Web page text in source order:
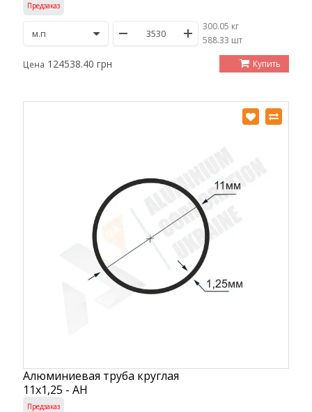
Предзаказ
300.05 кг
/588.33 шт
Цена 124538.40 грн Купить
Алюминиевая труба круглая
11х1,25 - АН
Предзаказ